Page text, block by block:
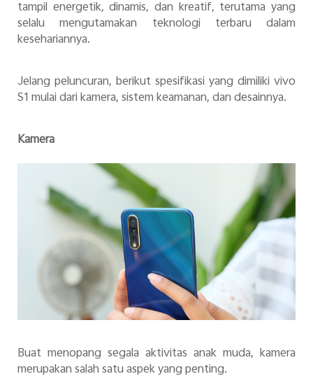
tampil energetik, dinamis, dan kreatif, terutama yang
selalu mengutamakan teknologi terbaru dalam
kesehariannya.
Jelang peluncuran, berikut spesifikasi yang dimiliki vivo
S1 mulai dari kamera, sistem keamanan, dan desainnya.
Kamera
Buat menopang segala aktivitas anak muda, kamera
merupakan salah satu aspek yang penting.